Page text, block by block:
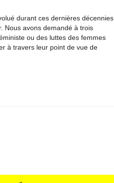
durant ces dernières décennies
Nous avons demandé à trois
ou des luttes des femmes
à travers leur point de vue de